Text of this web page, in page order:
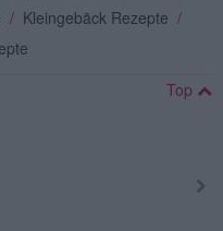
/ Kleingebäck Rezepte /
Top